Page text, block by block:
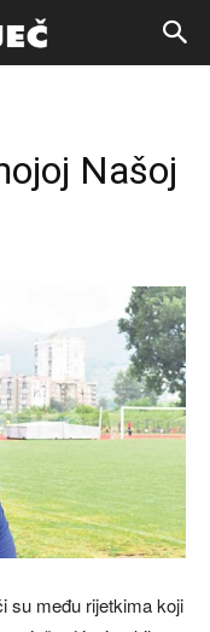
Našoj
su među rijetkima koji